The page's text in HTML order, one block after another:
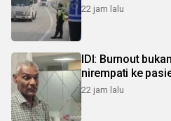
22 jam lalu
IDI: Burnout
nirempati ke
22 jam lalu